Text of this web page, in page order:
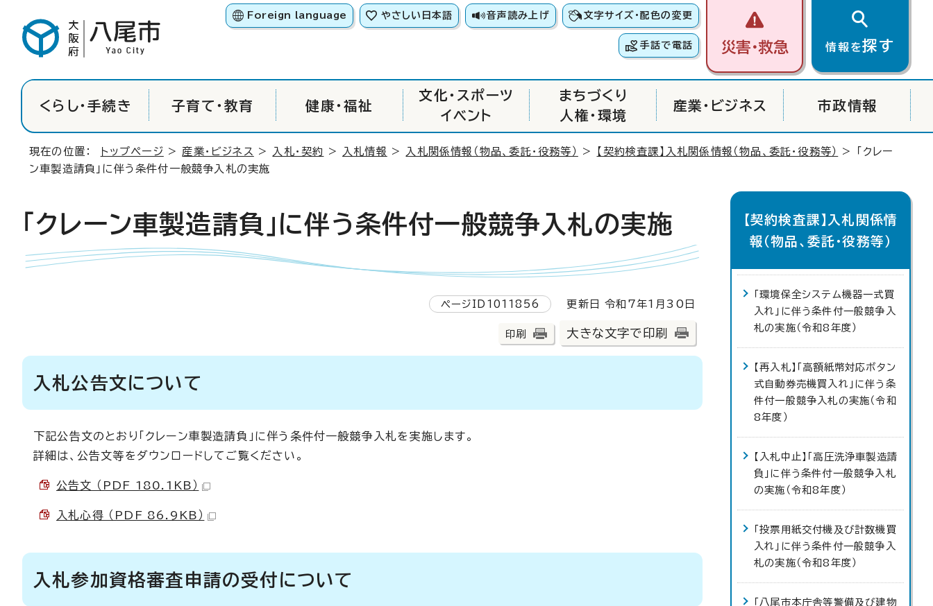
Foreign language やさしい日本語 音声読み上げ 文字サイズ・配色の変更
手話で電話 災害・救急 情報を探す
くらし・手続き 子育て・教育 健康・福祉
文化・スポーツ
イベント
まちづくり
人権・環境
産業・ビジネス 市政情報
現在の位置： トップページ > 産業・ビジネス > 入札・契約 > 入札情報 > 入札関係情報（物品、委託・役務等） > 【契約検査課】入札関係情報（物品、委託・役務等）
> 「クレー
ン車製造請負」に伴う条件付一般競争入札の実施
「クレーン車製造請負」に伴う条件付一般競争入札の実施
ページID1011856 更新日 令和7年1月30日
印刷 大きな文字で印刷
入札公告文について
下記公告文のとおり「クレーン車製造請負」に伴う条件付一般競争入札を実施します。
詳細は、公告文等をダウンロードしてご覧ください。
公告文 （PDF 180.1KB）
入札心得 （PDF 86.9KB）
入札参加資格審査申請の受付について
【契約検査課】入札関係情
報（物品、委託・役務等）
「環境保全システム機器一式買
入れ」に伴う条件付一般競争入
札の実施（令和8年度）
【再入札】「高額紙幣対応ボタン
式自動券売機買入れ」に伴う条
件付一般競争入札の実施（令和
8年度）
【入札中止】「高圧洗浄車製造請
負」に伴う条件付一般競争入札
の実施（令和8年度）
「投票用紙交付機及び計数機買
入れ」に伴う条件付一般競争入
札の実施（令和8年度）
「八尾市本庁舎等警備及び建物